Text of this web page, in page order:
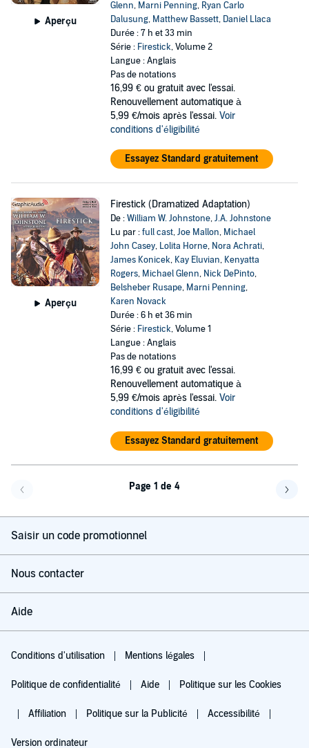
Aperçu
Glenn, Marni Penning, Ryan Carlo
Dalusung, Matthew Bassett, Daniel Llaca
Durée : 7 h et 33 min
Série : Firestick, Volume 2
Langue : Anglais
Pas de notations
16,99 € ou gratuit avec l'essai.
Renouvellement automatique à
5,99 €/mois après l'essai. Voir
conditions d'éligibilité
Essayez Standard gratuitement
Aperçu
Firestick (Dramatized Adaptation)
De :William W. Johnstone,J.A. Johnstone
Lu par :full cast,Joe Mallon, Michael
John Casey, Lolita Horne, Nora Achrati,
James Konicek, Kay Eluvian, Kenyatta
Rogers, Michael Glenn, Nick DePinto,
Belsheber Rusape, Marni Penning,
Karen Novack
Durée : 6 h et 36 min
Série : Firestick, Volume 1
Langue : Anglais
Pas de notations
16,99 € ou gratuit avec l'essai.
Renouvellement automatique à
5,99 €/mois après l'essai. Voir
conditions d'éligibilité
Essayez Standard gratuitement
Page 1 de 4
Saisir un code promotionnel
Nous contacter
Aide
Conditions d'utilisation Mentions légales
Politique de confidentialité Aide Politique sur les Cookies
Affiliation Politique sur la Publicité Accessibilité
Version ordinateur